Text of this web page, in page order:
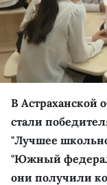
В Астраханской
стали
"Лучшее
"Южный
они получили